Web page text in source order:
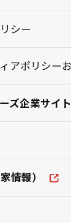
シー
アポリシー
ズ企業サイト
情報）